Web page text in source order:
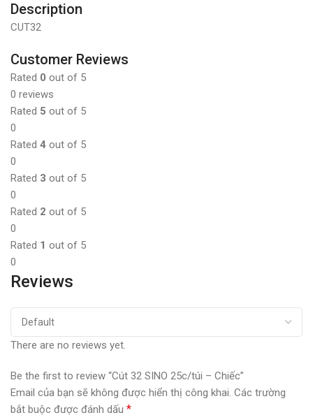
Description
CUT32
Customer Reviews
Rated 0 out of 5
0 reviews
Rated 5 out of 5
0
Rated 4 out of 5
0
Rated 3 out of 5
0
Rated 2 out of 5
0
Rated 1 out of 5
0
Reviews
There are no reviews yet.
Be the first to review “Cút 32 SINO 25c/túi – Chiếc”
Email của bạn sẽ không được hiển thị công khai. Các trường
bắt buộc được đánh dấu *